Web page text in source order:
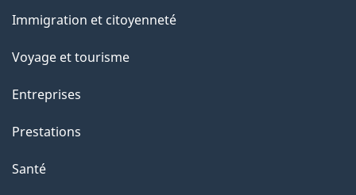
sujets
Immigration et citoyenneté
Voyage et tourisme
Entreprises
Prestations
Santé